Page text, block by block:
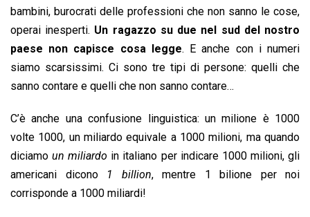
bambini, burocrati delle professioni che non sanno le cose,
operai inesperti. Un ragazzo su due nel sud del nostro
paese non capisce cosa legge. E anche con i numeri
siamo scarsissimi. Ci sono tre tipi di persone: quelli che
sanno contare e quelli che non sanno contare…
C’è anche una confusione linguistica: un milione è 1000
volte 1000, un miliardo equivale a 1000 milioni, ma quando
diciamoun miliardo in italiano per indicare 1000 milioni, gli
americani dicono
1 billion, mentre 1 bilione per noi
corrisponde a 1000 miliardi!